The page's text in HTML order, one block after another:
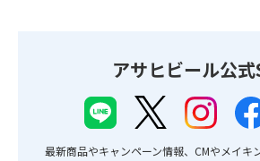
アサヒビール公式
最新商品やキャンペーン情報、CMやメイキ